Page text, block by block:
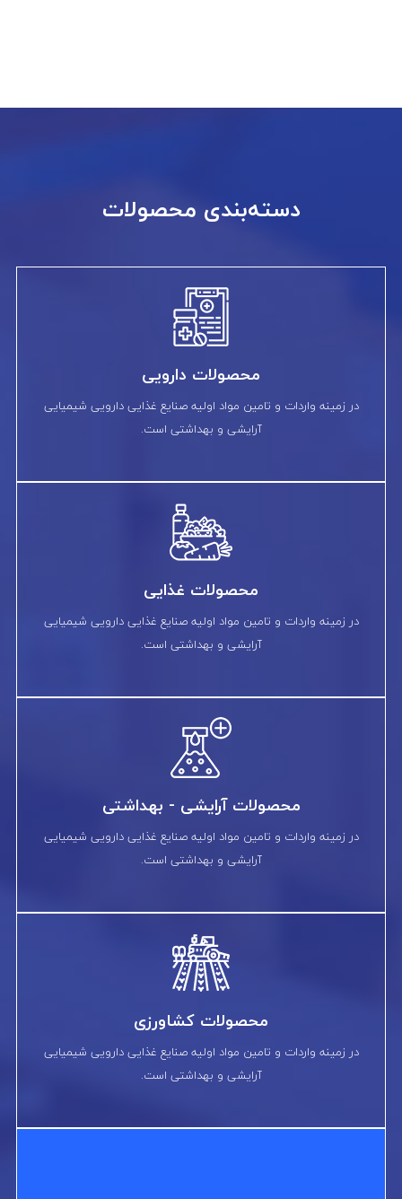
دسته‌بندی محصولات
محصولات دارویی
در زمینه واردات و تامین مواد اولیه صنایع غذایی دارویی شیمیایی
آرایشی و بهداشتی است.
محصولات غذایی
در زمینه واردات و تامین مواد اولیه صنایع غذایی دارویی شیمیایی
آرایشی و بهداشتی است.
محصولات آرایشی - بهداشتی
در زمینه واردات و تامین مواد اولیه صنایع غذایی دارویی شیمیایی
آرایشی و بهداشتی است.
محصولات کشاورزی
در زمینه واردات و تامین مواد اولیه صنایع غذایی دارویی شیمیایی
آرایشی و بهداشتی است.